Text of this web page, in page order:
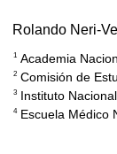
Rolando Neri-
1 Academia
2 Comisión de
3 Instituto
4Escuela Médico